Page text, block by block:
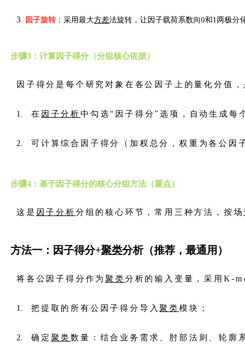
因子旋转：采用最大方差法旋转，让因子载荷系数向0和1两极分
步骤3：计算因子得分（分组核心依据）
因子得分是每个研究对象在各公因子上的量化分值
在 因子分析中勾选“因子得分”选项，自动生成每
可计算综合因子得分（加权总分，权重为各公因
步骤4：基于因子得分的核心分组方法（重点）
这是 因子分析 分组的核心环节，常用三种方法，按
方法一：因子得分+聚类分析（推荐，最通用）
将各公因子得分作为聚类 分析的输入变量，采用K-
把提取的所有公因子得分导入聚类模块；
确定 聚类数量：结合业务需求、肘部法则、轮廓